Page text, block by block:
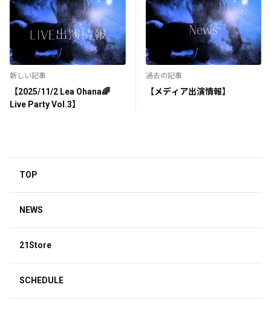
新しい記事
【2025/11/2 Lea Ohana🌈
Live Party Vol.3】
過去の記事
【メディア出演情報】
TOP
NEWS
21Store
SCHEDULE